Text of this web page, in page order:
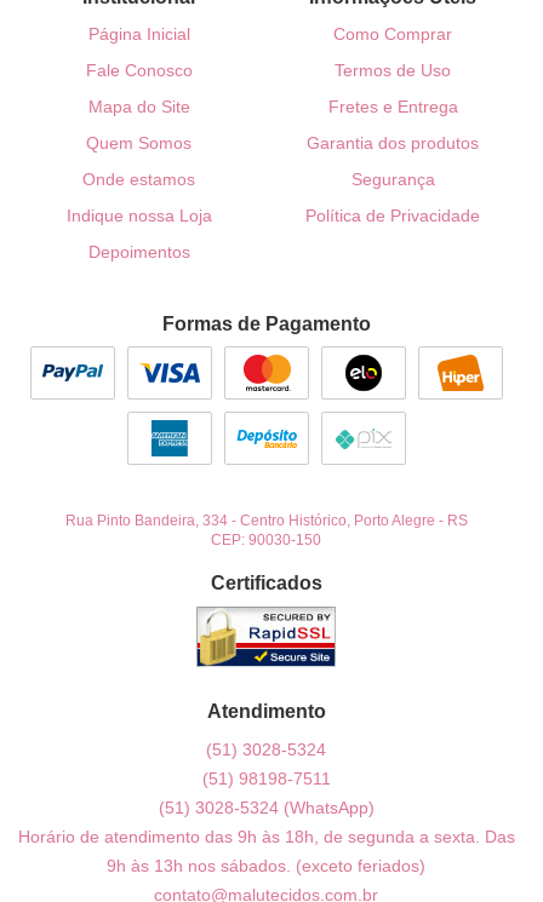
Página Inicial
Fale Conosco
Mapa do Site
Quem Somos
Onde estamos
Indique nossa Loja
Depoimentos
Como Comprar
Termos de Uso
Fretes e Entrega
Garantia dos produtos
Segurança
Política de Privacidade
Formas de Pagamento
Rua Pinto Bandeira, 334- Centro Histórico, Porto Alegre - RS
CEP: 90030-150
Certificados
Atendimento
(51) 3028-5324
(51) 98198-7511
(51) 3028-5324 (WhatsApp)
Horário de atendimento das 9h às 18h, de segunda a sexta. Das
9h às 13h nos sábados. (exceto feriados)
contato@malutecidos.com.br